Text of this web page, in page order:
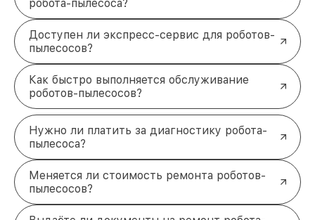
робота-пылесоса?
Доступен ли экспресс-сервис для роботов-
пылесосов?
Как быстро выполняется обслуживание
роботов-пылесосов?
Нужно ли платить за диагностику робота-
пылесоса?
Меняется ли стоимость ремонта роботов-
пылесосов?